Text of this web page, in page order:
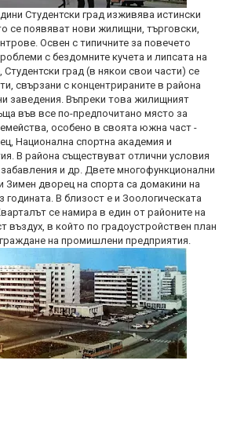
Студентски град изживява истински
се появяват нови жилищни, търговски,
Освен с типичните за повечето
с бездомните кучета и липсата на
Студентски град (в някои свои части) се
свързани с концентрираните в района
заведения. Въпреки това жилищният
във все по-предпочитано място за
особено в своята южна част -
Национална спортна академия и
В района съществуват отлични условия
и др. Двете многофункционални
Зимен дворец на спорта са домакини на
годината. В близост е и Зоологическата
се намира в един от районите на
въздух, в който по градоустройствен план
на промишлени предприятия.